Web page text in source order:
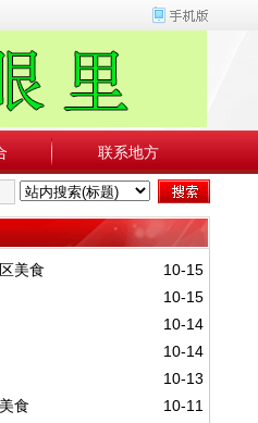
联系地方
10-15
美食
10-15
10-14
10-14
10-13
10-11
食